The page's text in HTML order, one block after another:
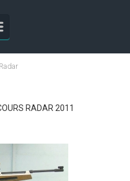
RADAR 2011